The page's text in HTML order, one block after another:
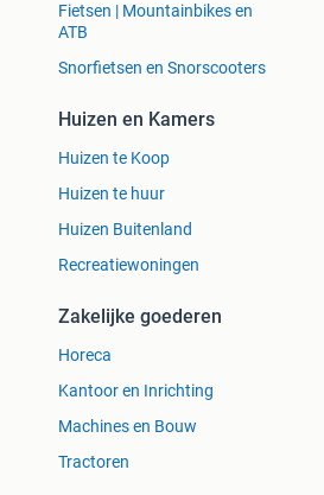
Fietsen | Mountainbikes en
ATB
Snorfietsen en Snorscooters
Huizen en Kamers
Huizen te Koop
Huizen te huur
Huizen Buitenland
Recreatiewoningen
Zakelijke goederen
Horeca
Kantoor en Inrichting
Machines en Bouw
Tractoren